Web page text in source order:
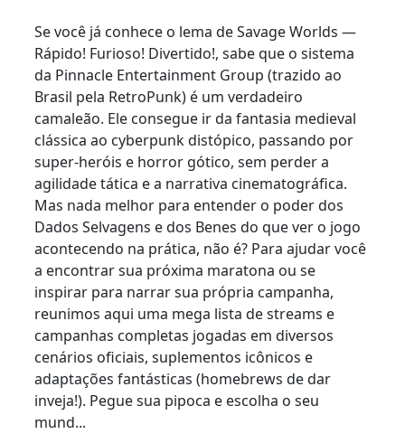
Se você já conhece o lema de Savage Worlds —
Rápido! Furioso! Divertido!, sabe que o sistema
da Pinnacle Entertainment Group (trazido ao
Brasil pela RetroPunk) é um verdadeiro
camaleão. Ele consegue ir da fantasia medieval
clássica ao cyberpunk distópico, passando por
super-heróis e horror gótico, sem perder a
agilidade tática e a narrativa cinematográfica.
Mas nada melhor para entender o poder dos
Dados Selvagens e dos Benes do que ver o jogo
acontecendo na prática, não é? Para ajudar você
a encontrar sua próxima maratona ou se
inspirar para narrar sua própria campanha,
reunimos aqui uma mega lista de streams e
campanhas completas jogadas em diversos
cenários oficiais, suplementos icônicos e
adaptações fantásticas (homebrews de dar
inveja!). Pegue sua pipoca e escolha o seu
mund...